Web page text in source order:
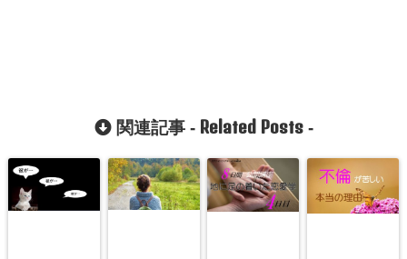
関連記事 - Related Posts-